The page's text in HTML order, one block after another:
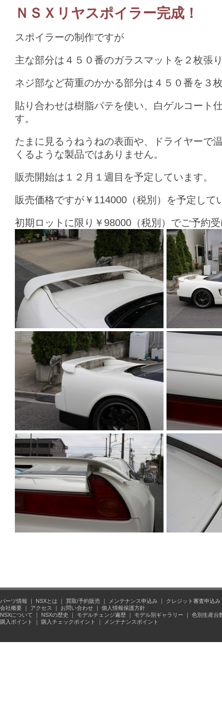
ＮＳＸリヤスポイラー完成！
スポイラーの制作ですが
主な部分は４５０番のガラスマットを２枚張
ネジ部など荷重のかかる部分は４５０番を３
貼り合わせは樹脂パテを使い、白ゲルコート
す。
たまに見るうねうねの表面や、ドライヤーで
くるような製品ではありません。
販売開始は１２月１週目を予定しています。
販売価格ですが￥114000（税別）を予定して
初期ロットに限り￥98000（税別）でご予約
パーツ情報 ｜ NSXとは ｜ 買取/予約販売 ｜ メンテナンス申込み ｜ クレジット審査申込み
会社概要 ｜ アクセス ｜ お問い合わせ ｜ 個人情報保護方針
NSXについて ｜ NSXの歴史 ｜ モデルチェンジ遍歴 ｜ モデル別ギャラリー ｜ 色別生産台
購入ポイント
｜ 購入チェックポイント ｜ メンテナンスポイント